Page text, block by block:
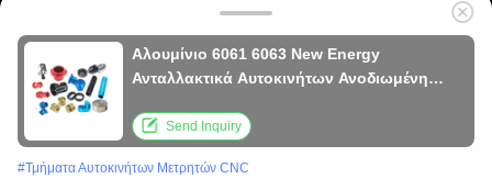
Αλουμίνιο 6061 6063 New Energy
Ανταλλακτικά Αυτοκινήτων Ανοδιωμένη
Send Inquiry
#Τμήματα Αυτοκινήτων Μετρητών CNC